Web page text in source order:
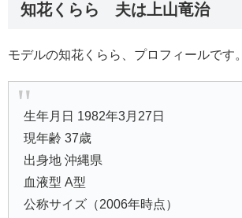
知花くらら 夫は上山竜治
モデルの知花くらら、プロフィールです。
生年月日 1982年3月27日
現年齢 37歳
出身地 沖縄県
血液型 A型
公称サイズ（2006年時点）